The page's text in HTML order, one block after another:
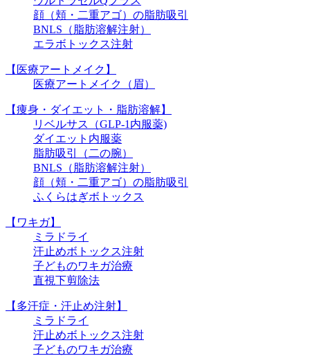
顔（頬・二重アゴ）の脂肪吸引
BNLS（脂肪溶解注射）
エラボトックス注射
【医療アートメイク】
医療アートメイク（眉）
【痩身・ダイエット・脂肪溶解】
リベルサス（GLP-1内服薬)
ダイエット内服薬
脂肪吸引（二の腕）
BNLS（脂肪溶解注射）
顔（頬・二重アゴ）の脂肪吸引
ふくらはぎボトックス
【ワキガ】
ミラドライ
汗止めボトックス注射
子どものワキガ治療
直視下剪除法
【多汗症・汗止め注射】
ミラドライ
汗止めボトックス注射
子どものワキガ治療